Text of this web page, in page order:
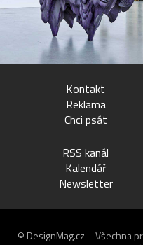
Kontakt
Reklama
Chci psát
RSS kanál
Kalendář
Newsletter
© DesignMag.cz – Všechna